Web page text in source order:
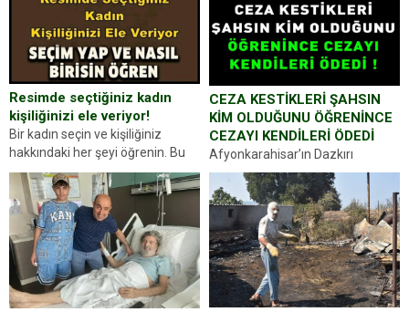
Resimde seçtiğiniz kadın
kişiliğinizi ele veriyor!
Bir kadın seçin ve kişiliğiniz
hakkındaki her şeyi öğrenin. Bu
kez karşınıza oldukça farklı bir
kişilik testiyle çıkıyoruz. Resimde
gördüğünüz kadın figürlerinden
dikkatinizi en...
CEZA KESTİKLERİ ŞAHSIN
KİM OLDUĞUNU ÖĞRENİNCE
CEZAYI KENDİLERİ ÖDEDİ
Afyonkarahisar’ın Dazkırı
ilçesinde trafik uygulaması
yapan jandarma ekipleri
durdurdukları bir otomobilin
sürücüsünden ehliyet ve ruhsat
sorup belgelerini istedi. Sürücü
Abdurrahman Ö.nün verdiği
evraklarda eksik olduğunu...